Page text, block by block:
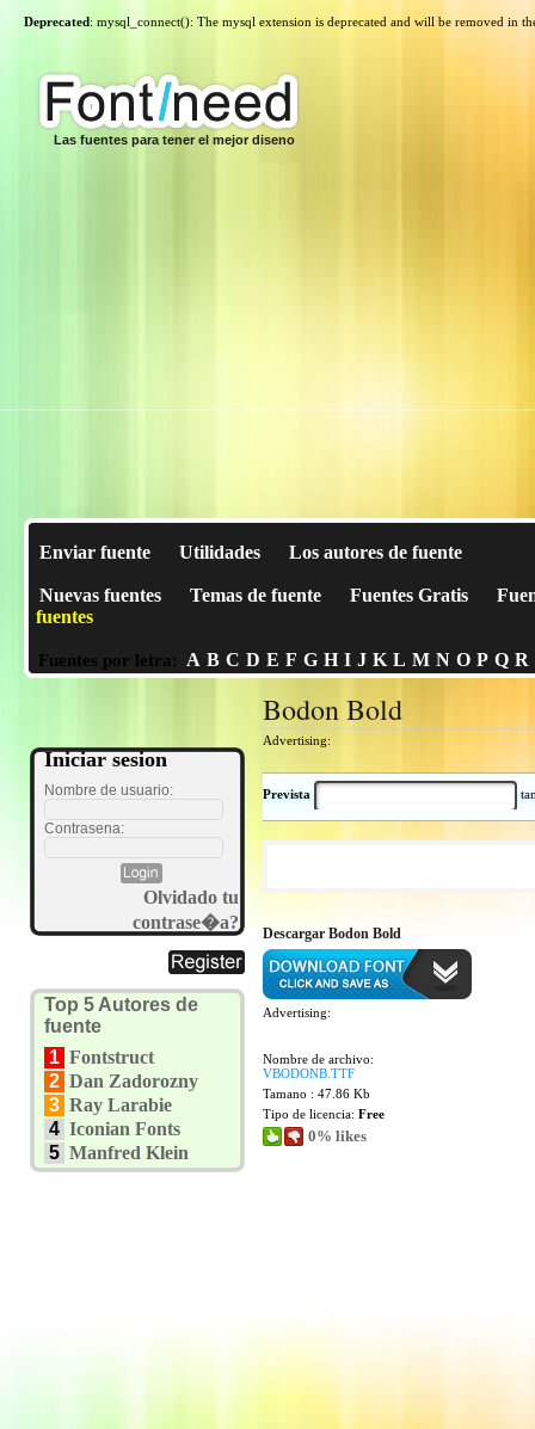
Deprecated: mysql_connect(): The mysql extension is deprecated and will be removed in
Las fuentes para tener el mejor diseno
Enviar fuente Utilidades Los autores de fuente
Nuevas fuentes Temas de fuente Fuentes Gratis
fuentes
Fuentes por letra: A B C D E F G H I J K L M N O P Q R
Iniciar sesion
Nombre de usuario:
Contrasena:
Olvidado tu
contrase�a?
Top 5 Autores de
fuente
1 Fontstruct
2 Dan Zadorozny
3 Ray Larabie
4 Iconian Fonts
5 Manfred Klein
Bodon Bold
Advertising:
Prevista
Descargar Bodon Bold
Advertising:
Nombre de archivo:
VBODONB.TTF
Tamano : 47.86 Kb
Tipo de licencia: Free
0% likes